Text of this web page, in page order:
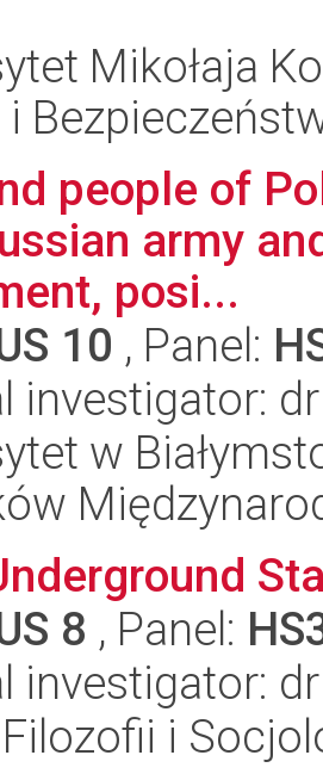
Mikołaja
people of
army
posi...
10 , Panel:
investigator:
w
8 , Panel:
investigator:
i